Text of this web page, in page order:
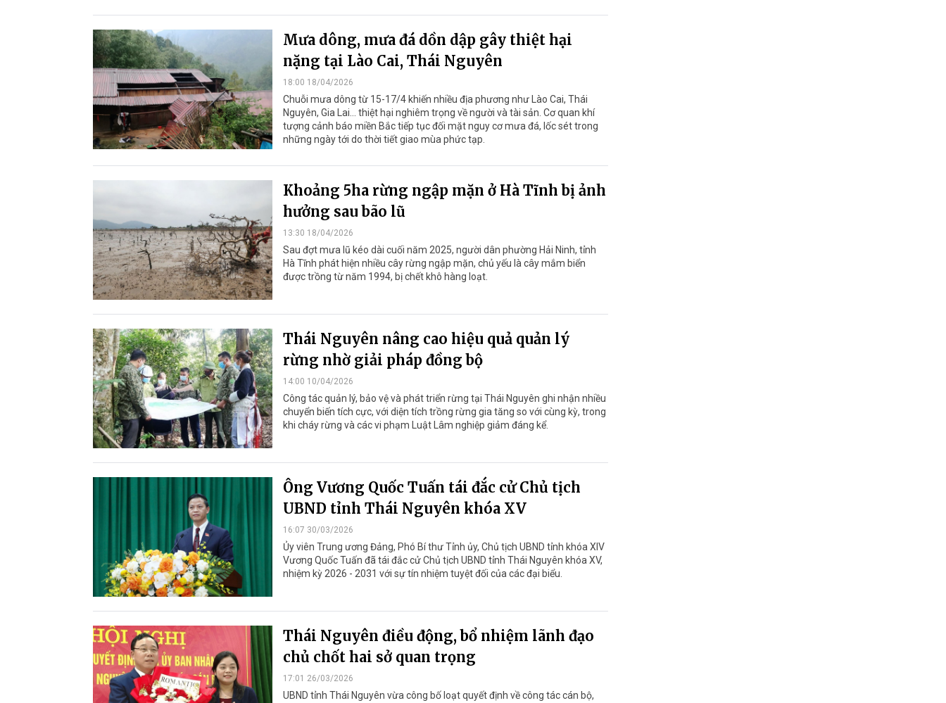
Mưa dông, mưa đá dồn dập gây thiệt hại
nặng tại Lào Cai, Thái Nguyên
18:00 18/04/2026
Chuỗi mưa dông từ 15-17/4 khiến nhiều địa phương như Lào Cai, Thái
Nguyên, Gia Lai… thiệt hại nghiêm trọng về người và tài sản. Cơ quan khí
tượng cảnh báo miền Bắc tiếp tục đối mặt nguy cơ mưa đá, lốc sét trong
những ngày tới do thời tiết giao mùa phức tạp.
Khoảng 5ha rừng ngập mặn ở Hà Tĩnh bị ảnh
hưởng sau bão lũ
13:30 18/04/2026
Sau đợt mưa lũ kéo dài cuối năm 2025, người dân phường Hải Ninh, tỉnh
Hà Tĩnh phát hiện nhiều cây rừng ngập mặn, chủ yếu là cây mắm biển
được trồng từ năm 1994, bị chết khô hàng loạt.
Thái Nguyên nâng cao hiệu quả quản lý
rừng nhờ giải pháp đồng bộ
14:00 10/04/2026
Công tác quản lý, bảo vệ và phát triển rừng tại Thái Nguyên ghi nhận nhiều
chuyển biến tích cực, với diện tích trồng rừng gia tăng so với cùng kỳ, trong
khi cháy rừng và các vi phạm Luật Lâm nghiệp giảm đáng kể.
Ông Vương Quốc Tuấn tái đắc cử Chủ tịch
UBND tỉnh Thái Nguyên khóa XV
16:07 30/03/2026
Ủy viên Trung ương Đảng, Phó Bí thư Tỉnh ủy, Chủ tịch UBND tỉnh khóa XIV
Vương Quốc Tuấn đã tái đắc cử Chủ tịch UBND tỉnh Thái Nguyên khóa XV,
nhiệm kỳ 2026 - 2031 với sự tín nhiệm tuyệt đối của các đại biểu.
Thái Nguyên điều động, bổ nhiệm lãnh đạo
chủ chốt hai sở quan trọng
17:01 26/03/2026
UBND tỉnh Thái Nguyên vừa công bố loạt quyết định về công tác cán bộ,